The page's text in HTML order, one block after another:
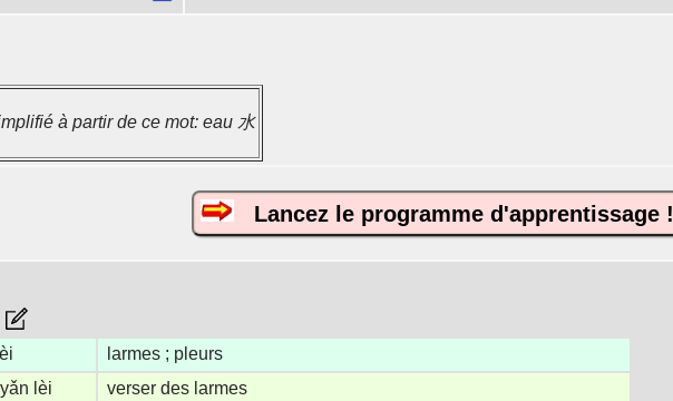
à partir de ce mot: eau 水
Lancez le programme d'apprentissage !
larmes ; pleurs
lèi
verser des larmes